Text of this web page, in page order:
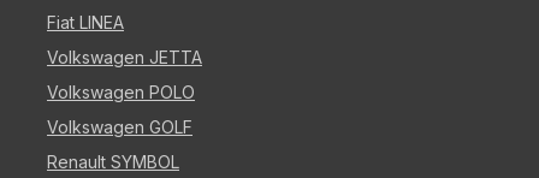
Fiat LINEA
Volkswagen JETTA
Volkswagen POLO
Volkswagen GOLF
Renault SYMBOL